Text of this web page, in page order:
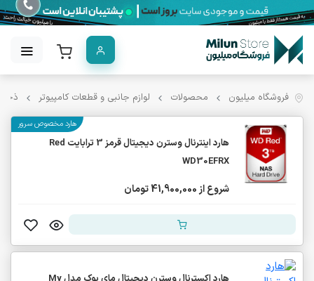
فروشگاه میلیون محصولات لوازم جانبی و قطعات کامپیوتر
هارد مخصوص سرور
هارد اینترنال وسترن دیجیتال قرمز 3 ترابایت Red
WD30EFRX
شروع از 41,900,000 تومان